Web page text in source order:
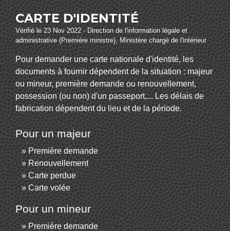
CARTE D'IDENTITÉ
Vérifié le 23 Nov 2022 - Direction de l'information légale et
administrative (Première ministre), Ministère chargé de l'intérieur
Pour demander une carte nationale d'identité, les
documents à fournir dépendent de la situation : majeur
ou mineur, première demande ou renouvellement,
possession (ou non) d'un passeport,... Les délais de
fabrication dépendent du lieu et de la période.
Pour un majeur
Première demande
Renouvellement
Carte perdue
Carte volée
Pour un mineur
Première demande